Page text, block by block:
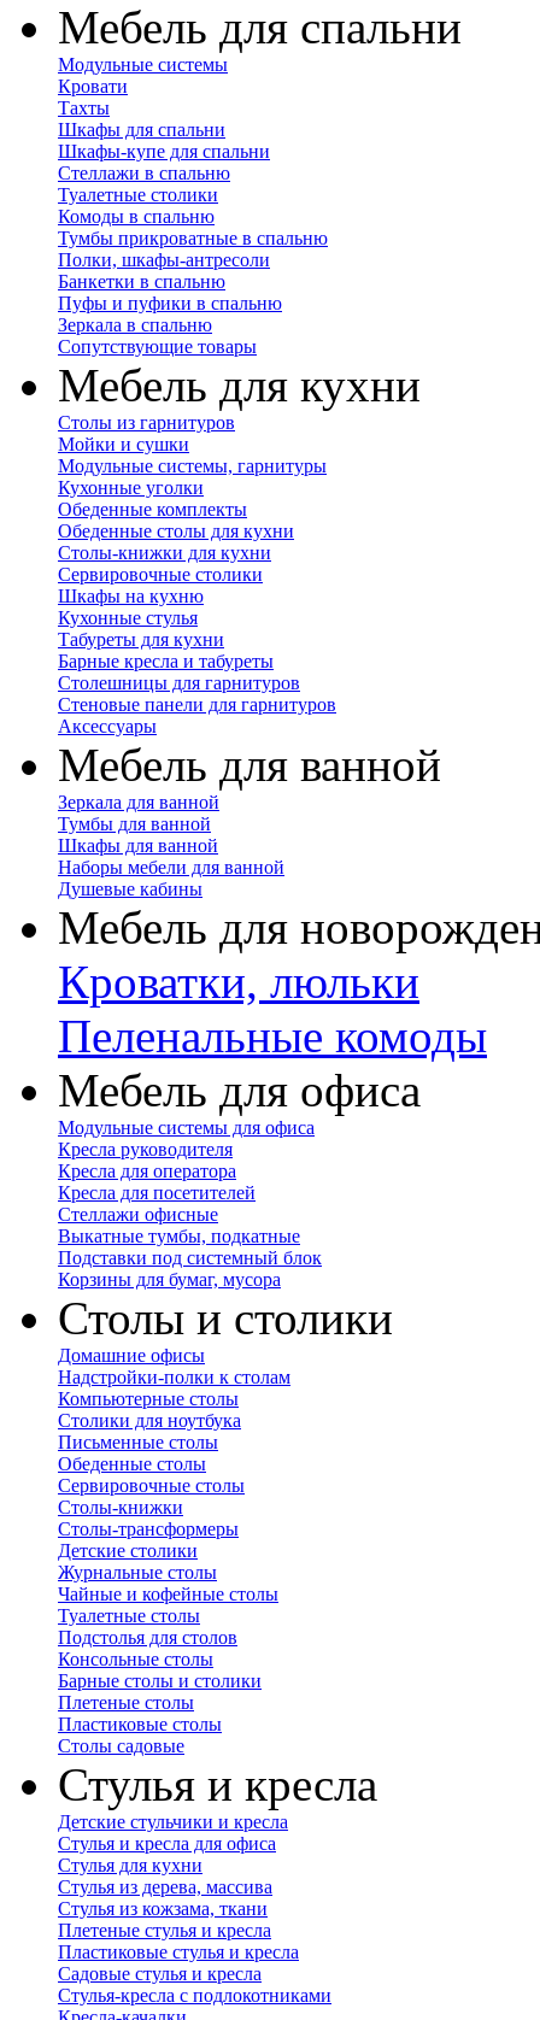
Мебель для спальни
Модульные системы
Кровати
Тахты
Шкафы для спальни
Шкафы-купе для спальни
Стеллажи в спальню
Туалетные столики
Комоды в спальню
Тумбы прикроватные в спальню
Полки, шкафы-антресоли
Банкетки в спальню
Пуфы и пуфики в спальню
Зеркала в спальню
Сопутствующие товары
Мебель для кухни
Столы из гарнитуров
Мойки и сушки
Модульные системы, гарнитуры
Кухонные уголки
Обеденные комплекты
Обеденные столы для кухни
Столы-книжки для кухни
Сервировочные столики
Шкафы на кухню
Кухонные стулья
Табуреты для кухни
Барные кресла и табуреты
Столешницы для гарнитуров
Стеновые панели для гарнитуров
Аксессуары
Мебель для ванной
Зеркала для ванной
Тумбы для ванной
Шкафы для ванной
Наборы мебели для ванной
Душевые кабины
Мебель для
Кроватки, люльки
Пеленальные комоды
Мебель для офиса
Модульные системы для офиса
Кресла руководителя
Кресла для оператора
Кресла для посетителей
Стеллажи офисные
Выкатные тумбы, подкатные
Подставки под системный блок
Корзины для бумаг, мусора
Столы и столики
Домашние офисы
Надстройки-полки к столам
Компьютерные столы
Столики для ноутбука
Письменные столы
Обеденные столы
Сервировочные столы
Столы-книжки
Столы-трансформеры
Детские столики
Журнальные столы
Чайные и кофейные столы
Туалетные столы
Подстолья для столов
Консольные столы
Барные столы и столики
Плетеные столы
Пластиковые столы
Столы садовые
Стулья и кресла
Детские стульчики и кресла
Стулья и кресла для офиса
Стулья для кухни
Стулья из дерева, массива
Стулья из кожзама, ткани
Плетеные стулья и кресла
Пластиковые стулья и кресла
Садовые стулья и кресла
Стулья-кресла с подлокотниками